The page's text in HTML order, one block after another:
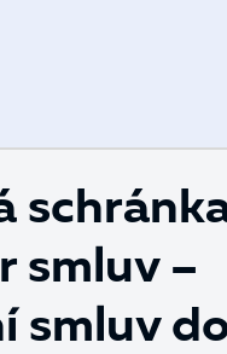
smluv –
smluv